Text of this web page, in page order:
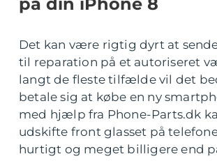
Det kan være rigtig dyrt at
til reparation på et autoriseret
langt de fleste tilfælde vil det
betale sig at købe en ny
med hjælp fra Phone-Parts.dk
udskifte front glasset på
hurtigt og meget billigere end